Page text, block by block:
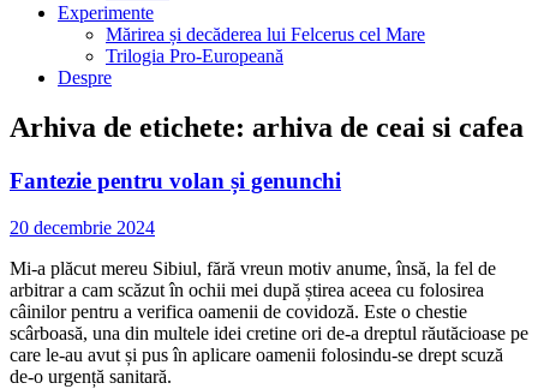
Experimente
Mărirea și decăderea lui Felcerus cel Mare
Trilogia Pro-Europeană
Despre
Arhiva de etichete: arhiva de ceai si cafea
Fantezie pentru volan și genunchi
20 decembrie 2024
Mi-a plăcut mereu Sibiul, fără vreun motiv anume, însă, la fel de
arbitrar a cam scăzut în ochii mei după știrea aceea cu folosirea
câinilor pentru a verifica oamenii de covidoză. Este o chestie
scârboasă, una din multele idei cretine ori de-a dreptul răutăcioase pe
care le-au avut și pus în aplicare oamenii folosindu-se drept scuză
de-o urgență sanitară.